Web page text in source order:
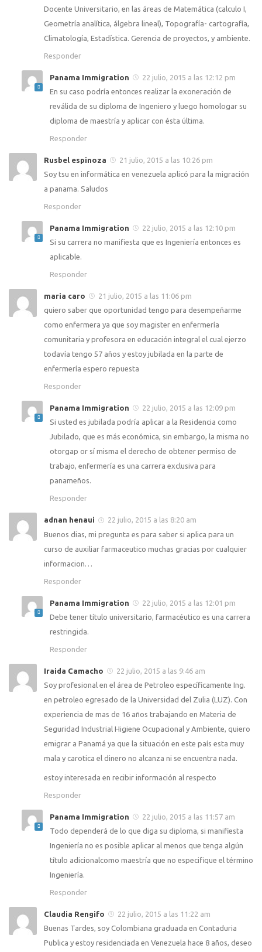
Docente Universitario, en las áreas de Matemática (calculo I,
Geometría analítica, álgebra lineal), Topografía- cartografía,
Climatología, Estadística. Gerencia de proyectos, y ambiente.
Responder
Panama Immigration
22 julio, 2015 a las 12:12 pm
En su caso podría entonces realizar la exoneración de
reválida de su diploma de Ingeniero y luego homologar su
diploma de maestría y aplicar con ésta última.
Responder
Rusbel espinoza
21 julio, 2015 a las 10:26 pm
Soy tsu en informática en venezuela aplicó para la migración
a panama. Saludos
Responder
Panama Immigration
22 julio, 2015 a las 12:10 pm
Si su carrera no manifiesta que es Ingeniería entonces es
aplicable.
Responder
maria caro
21 julio, 2015 a las 11:06 pm
quiero saber que oportunidad tengo para desempeñarme
como enfermera ya que soy magister en enfermería
comunitaria y profesora en educación integral el cual ejerzo
todavía tengo 57 años y estoy jubilada en la parte de
enfermería espero repuesta
Responder
Panama Immigration
22 julio, 2015 a las 12:09 pm
Si usted es jubilada podría aplicar a la Residencia como
Jubilado, que es más económica, sin embargo, la misma no
otorgap or sí misma el derecho de obtener permiso de
trabajo, enfermería es una carrera exclusiva para
panameños.
Responder
adnan henaui
22 julio, 2015 a las 8:20 am
Buenos dias, mi pregunta es para saber si aplica para un
curso de auxiliar farmaceutico muchas gracias por cualquier
informacion…
Responder
Panama Immigration
22 julio, 2015 a las 12:01 pm
Debe tener título universitario, farmacéutico es una carrera
restringida.
Responder
Iraida Camacho
22 julio, 2015 a las 9:46 am
Soy profesional en el área de Petroleo específicamente Ing.
en petroleo egresado de la Universidad del Zulia (LUZ). Con
experiencia de mas de 16 años trabajando en Materia de
Seguridad Industrial Higiene Ocupacional y Ambiente, quiero
emigrar a Panamá ya que la situación en este país esta muy
mala y carotica el dinero no alcanza ni se encuentra nada.
estoy interesada en recibir información al respecto
Responder
Panama Immigration
22 julio, 2015 a las 11:57 am
Todo dependerá de lo que diga su diploma, si manifiesta
Ingeniería no es posible aplicar al menos que tenga algún
título adicionalcomo maestría que no especifique el término
Ingeniería.
Responder
Claudia Rengifo
22 julio, 2015 a las 11:22 am
Buenas Tardes, soy Colombiana graduada en Contaduria
Publica y estoy residenciada en Venezuela hace 8 años, deseo